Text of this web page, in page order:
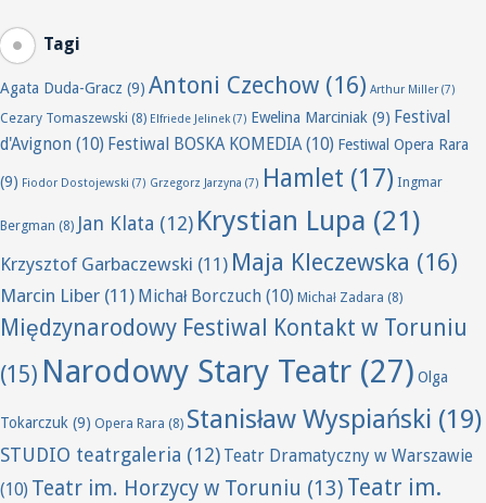
Tagi
Agata Duda-Gracz (9) Antoni Czechow (16) Arthur Miller (7)
Cezary Tomaszewski (8) Elfriede Jelinek(7) Ewelina Marciniak (9) Festival
d'Avignon (10) Festiwal BOSKA KOMEDIA(10) Festiwal Opera Rara
(9) Fiodor Dostojewski (7) Grzegorz Jarzyna (7) Hamlet (17) Ingmar
Bergman (8) Jan Klata (12) Krystian Lupa (21)
Krzysztof Garbaczewski (11) Maja Kleczewska (16)
Marcin Liber (11) Michał Borczuch (10) Michał Zadara (8)
Międzynarodowy Festiwal Kontakt w Toruniu
(15) Narodowy Stary Teatr (27) Olga
Tokarczuk (9) Opera Rara (8) Stanisław Wyspiański (19)
STUDIO teatrgaleria (12) Teatr Dramatyczny w Warszawie
(10) Teatr im. Horzycy w Toruniu (13) Teatr im.